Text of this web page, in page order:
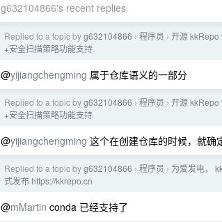
g632104866's recent replies
Replied to a topic byg632104866 › 程序员 › 开源 kkRepo
+安全扫描策略功能支持
@yijiangchengming 属于仓库语义的一部分
Replied to a topic byg632104866 › 程序员 › 开源 kkRepo
+安全扫描策略功能支持
@yijiangchengming 这个在创建仓库的时候，就确
Replied to a topic byg632104866 › 程序员 › 为爱发电，
式发布 https://kkrepo.cn
@mMartin conda 已经支持了